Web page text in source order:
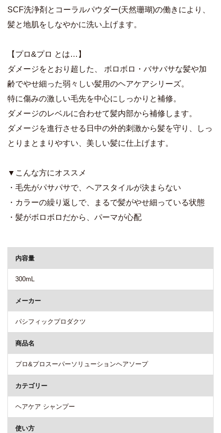
SCF洗浄剤とコーラルパウダー(天然珊瑚)の働きにより、
髪と地肌をしなやかに洗い上げます。
【プロ&プロ とは…】
ダメージをとおり超した、 ボロボロ・バサバサな髪や加
齢でやせ細った弱々しい髪用のヘアケアシリーズ。
特に傷みの激しい毛先を中心にしっかりと補修。
ダメージのレベルに合わせて髪内部から補修します。
ダメージを進行させる日中の外的刺激から髪を守り、しっ
とりまとまりやすい、美しい髪に仕上げます。
▼こんな方にオススメ
・毛先がパサパサで、ヘアスタイルが決まらない
・カラーの繰り返しで、まるで髪がやせ細っている状態
・髪がボロボロだから、パーマが心配
内容量
300mL
メーカー
パシフィックプロダクツ
商品名
プロ&プロスーパーソリューションヘアソープ
カテゴリー
ヘアケア シャンプー
使い方